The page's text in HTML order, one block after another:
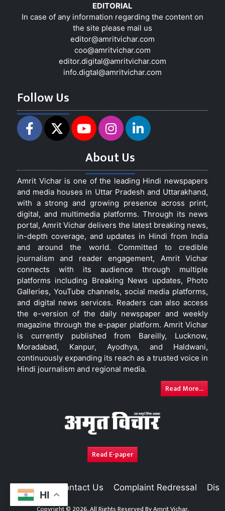
HI
EDITORIAL
In case of any information regarding the content on
the site please mail us
editor@amritvichar.com
coo@amritvichar.com
editor.digital@amritvichar.com
info.digtal@amritvichar.com
Follow Us
About Us
Amrit Vichar is one of the leading Hindi newspapers
and media houses in Uttar Pradesh and Uttarakhand,
with a strong and growing presence across print,
digital, and multimedia platforms. Through its news
portal, Amrit Vichar delivers the latest breaking news,
in-depth coverage, and updates in Hindi from India
and around the world. Committed to credible
journalism and reader engagement, Amrit Vichar
connects with its audience through multiple
platforms including Breaking News updates, Photo
Galleries, YouTube channels, social media platforms,
and digital news services. Readers can also access
the e-version of the daily newspaper and weekly
magazine through the e-paper platform. Amrit Vichar
is currently published from Bareilly, Lucknow,
Moradabad, Kanpur, Ayodhya, and Haldwani,
continuously expanding its reach as a trusted voice in
Hindi journalism and regional media.
Read More...
Read E-paper
About Us Contact Us Complaint Redressal